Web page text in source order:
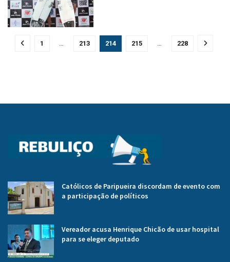
1 213 214 215 228
Católicos de Paripueira discordam de evento com
a participação de políticos
Vereador acusa Henrique Chicão de usar hospital
para se eleger deputado